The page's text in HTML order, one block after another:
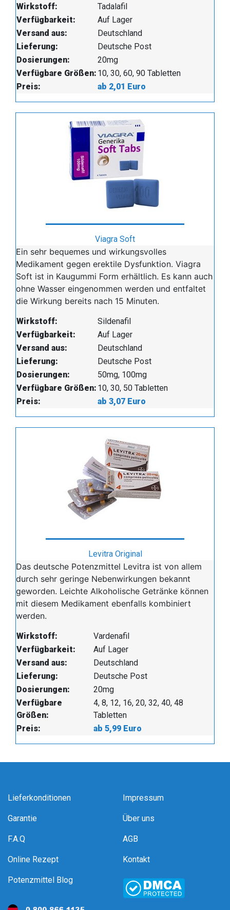
Wirkstoff:
Tadalafil
Verfügbarkeit:
Auf Lager
Versand aus:
Deutschland
Lieferung:
Deutsche Post
Dosierungen:
20mg
Verfügbare Größen: 10, 30, 60, 90 Tabletten
Preis:
ab 2,01 Euro
Viagra Soft
Ein sehr bequemes und wirkungsvolles
Medikament gegen erektile Dysfunktion. Viagra
Soft ist in Kaugummi Form erhältlich. Es kann auch
ohne Wasser eingenommen werden und entfaltet
die Wirkung bereits nach 15 Minuten.
Wirkstoff:
Sildenafil
Verfügbarkeit:
Auf Lager
Versand aus:
Deutschland
Lieferung:
Deutsche Post
Dosierungen:
50mg, 100mg
Verfügbare Größen: 10, 30, 50 Tabletten
Preis:
ab 3,07 Euro
Levitra Original
Das deutsche Potenzmittel Levitra ist von allem
durch sehr geringe Nebenwirkungen bekannt
geworden. Leichte Alkoholische Getränke können
mit diesem Medikament ebenfalls kombiniert
werden.
Wirkstoff:
Vardenafil
Verfügbarkeit:
Auf Lager
Versand aus:
Deutschland
Lieferung:
Deutsche Post
Dosierungen:
20mg
Verfügbare
Größen:
4, 8, 12, 16, 20, 32, 40, 48
Tabletten
Preis:
ab 5,99 Euro
Lieferkonditionen
Garantie
F.A.Q
Online Rezept
Potenzmittel Blog
Impressum
Über uns
AGB
Kontakt